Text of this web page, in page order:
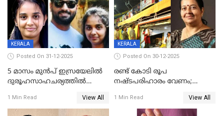
KERALA
Posted On 31-12-2025
5 മാസം മുൻപ് ഇസ്രയേലിൽ
ദുരൂഹസാഹചര്യത്തിൽ
മലയാളി യുവാവിന്റെ ഭാര്യയും
മരിച്ചു
1 Min Read View All
KERALA
Posted On 30-12-2025
രണ്ട് കോടി രൂപ
നഷ്ടപരിഹാരം വേണം;
നോട്ടീസയച്ച് ഉമാ തോമസ്
1 Min Read View All